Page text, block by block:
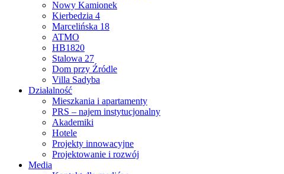
Nowy Kamionek
Kierbedzia 4
Marcelińska 18
ATMO
HB1820
Stalowa 27
Dom przy Źródle
Villa Sadyba
Działalność
Mieszkania i apartamenty
PRS – najem instytucjonalny
Akademiki
Hotele
Projekty innowacyjne
Projektowanie i rozwój
Media